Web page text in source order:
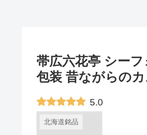
帯広六花亭 シー
包装 昔ながらの
5.0
北海道銘品